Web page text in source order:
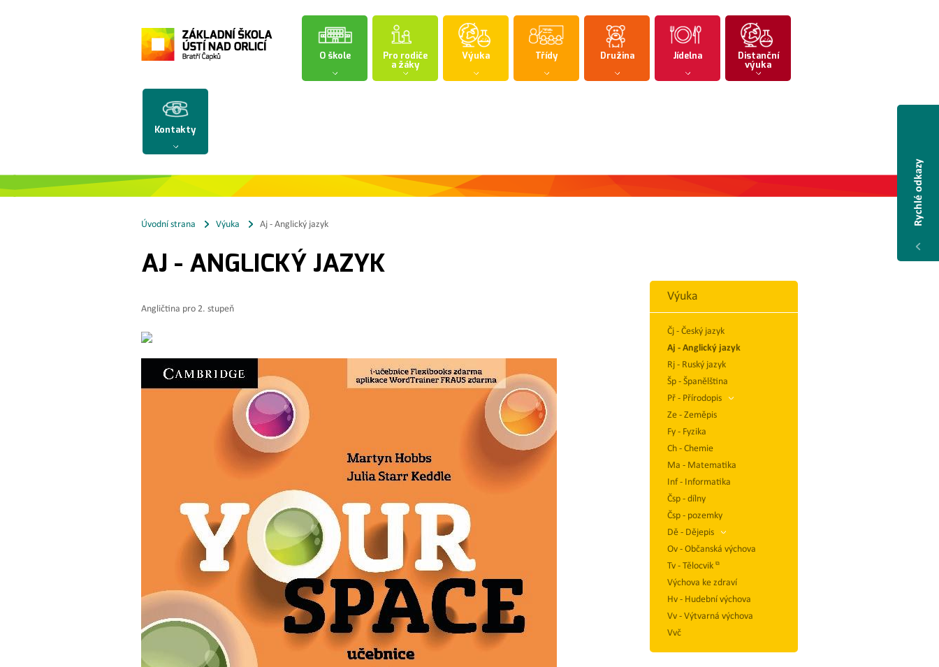
O škole Pro rodiče
a žáky
Výuka Třídy Družina Jídelna Distanční
výuka
Kontakty
Úvodní strana Výuka Aj - Anglický jazyk
AJ - ANGLICKÝ JAZYK
Angličtina pro 2. stupeň
Výuka
Čj - Český jazyk
Aj - Anglický jazyk
Rj - Ruský jazyk
Šp - Španělština
Př - Přírodopis
Ze - Zeměpis
Fy - Fyzika
Ch - Chemie
Ma - Matematika
Inf - Informatika
Čsp - dílny
Čsp - pozemky
Dě - Dějepis
Ov - Občanská výchova
Tv - Tělocvik
Výchova ke zdraví
Hv - Hudební výchova
Vv - Výtvarná výchova
Vvč
Rychlé odkazy